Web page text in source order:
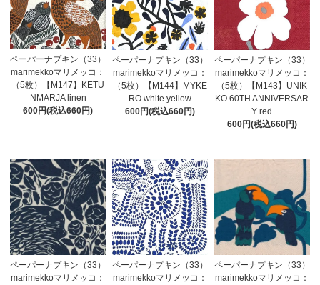
ペーパーナプキン（33）
marimekkoマリメッコ：
（5枚）【M147】KETU
NMARJA linen
600円(税込660円)
ペーパーナプキン（33）
marimekkoマリメッコ：
（5枚）【M144】MYKE
RO white yellow
600円(税込660円)
ペーパーナプキン（33）
marimekkoマリメッコ：
（5枚）【M143】UNIK
KO 60TH ANNIVERSAR
Y red
600円(税込660円)
ペーパーナプキン（33）
marimekkoマリメッコ：
ペーパーナプキン（33）
marimekkoマリメッコ：
ペーパーナプキン（33）
marimekkoマリメッコ：